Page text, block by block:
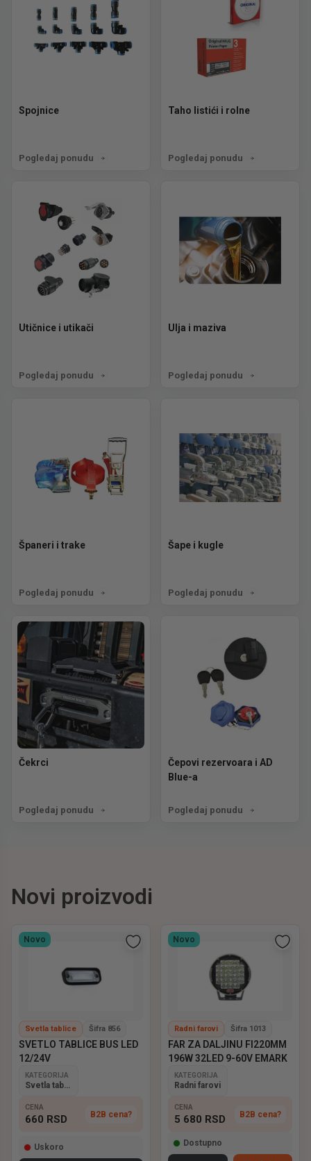
Spojnice
Pogledaj ponudu
Taho listići i rolne
Pogledaj ponudu
Utičnice i utikači
Pogledaj ponudu
Ulja i maziva
Pogledaj ponudu
Španeri i trake
Pogledaj ponudu
Šape i kugle
Pogledaj ponudu
Čekrci
Pogledaj ponudu
Čepovi rezervoara i AD
Blue-a
Pogledaj ponudu
Novi proizvodi
Novo
Svetla tablice Šifra 856
SVETLO TABLICE BUS LED
12/24V
KATEGORIJA
Svetla tablice
CENA
660 RSD B2B cena?
Uskoro
Novo
Radni farovi Šifra 1013
FAR ZA DALJINU FI220MM
196W 32LED 9-60V EMARK
KATEGORIJA
Radni farovi
CENA
5 680 RSD B2B cena?
Dostupno